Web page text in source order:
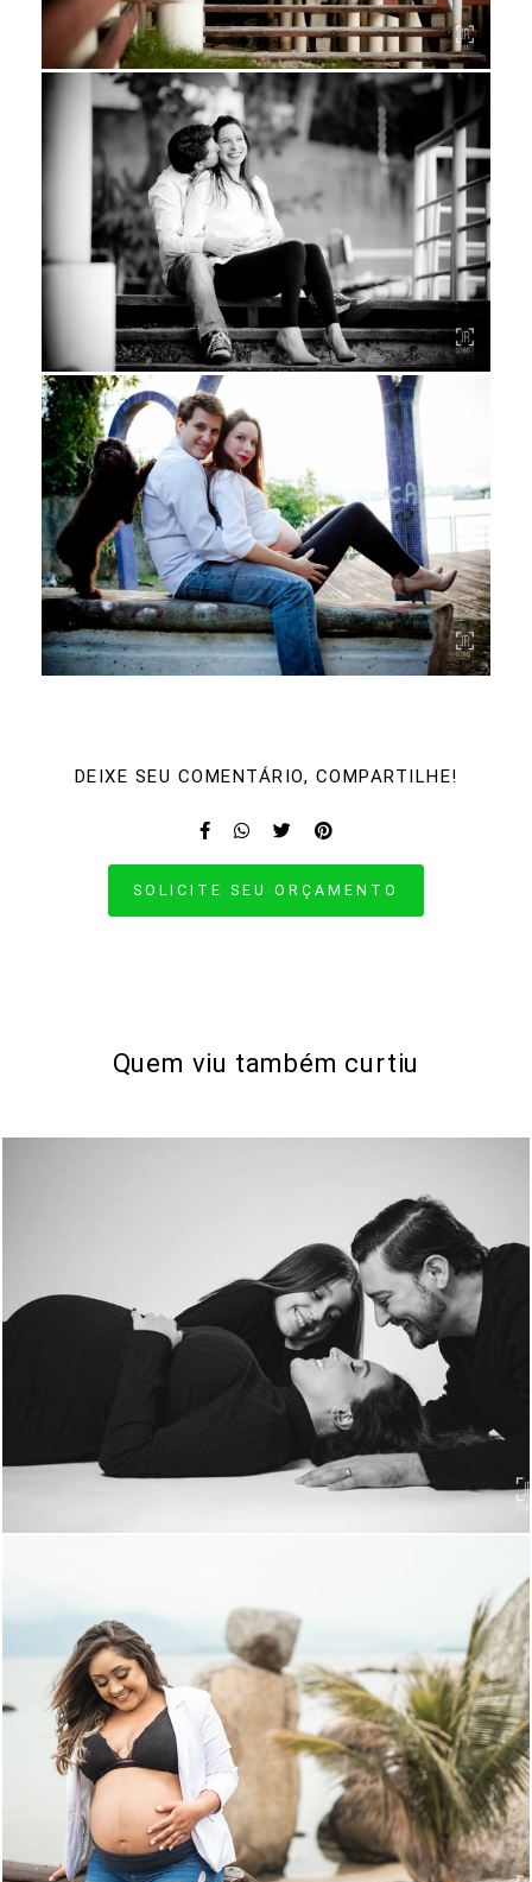
DEIXE SEU COMENTÁRIO, COMPARTILHE!
SOLICITE SEU ORÇAMENTO
Quem viu também curtiu
11
1408 4